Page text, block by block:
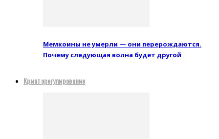
Мемкоины не умерли — они перерождаются.
Почему следующая волна будет другой
Крипторегулирование